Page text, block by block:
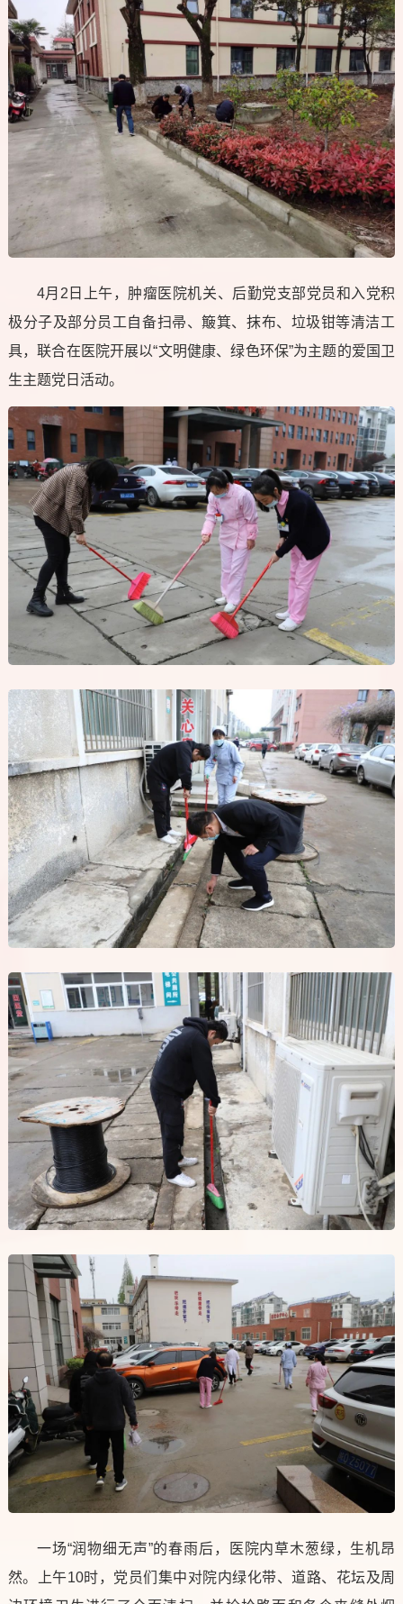
4月2日上午，肿瘤医院机关、后勤党支部党员和入党积
极分子及部分员工自备扫帚、簸箕、抹布、垃圾钳等清洁工
具，联合在医院开展以“文明健康、绿色环保”为主题的爱国卫
生主题党日活动。
一场“润物细无声”的春雨后，医院内草木葱绿，生机昂
然。上午10时，党员们集中对院内绿化带、道路、花坛及周